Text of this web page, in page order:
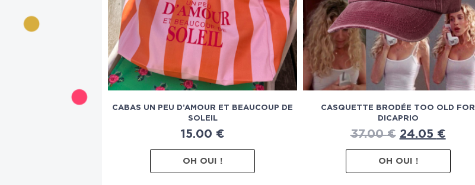
CABAS UN PEU D’AMOUR ET BEAUCOUP DE
SOLEIL
15.00 €
OH OUI !
CASQUETTE BRODÉE TOO OLD FOR
DICAPRIO
37.00€ 24.05 €
OH OUI !